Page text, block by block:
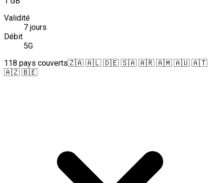
Validité
7 jours
Débit
5G
118 pays couverts🇿🇦 🇦🇱 🇩🇪 🇸🇦 🇦🇷 🇦🇲 🇦🇺 🇦🇹
🇦🇿 🇧🇪